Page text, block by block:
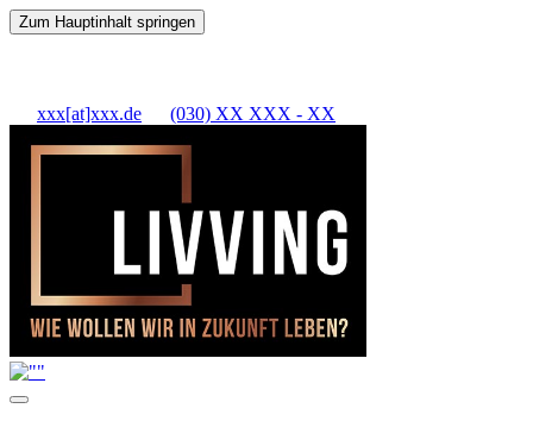
Zum Hauptinhalt springen
xxx[at]xxx.de (030) XX XXX - XX